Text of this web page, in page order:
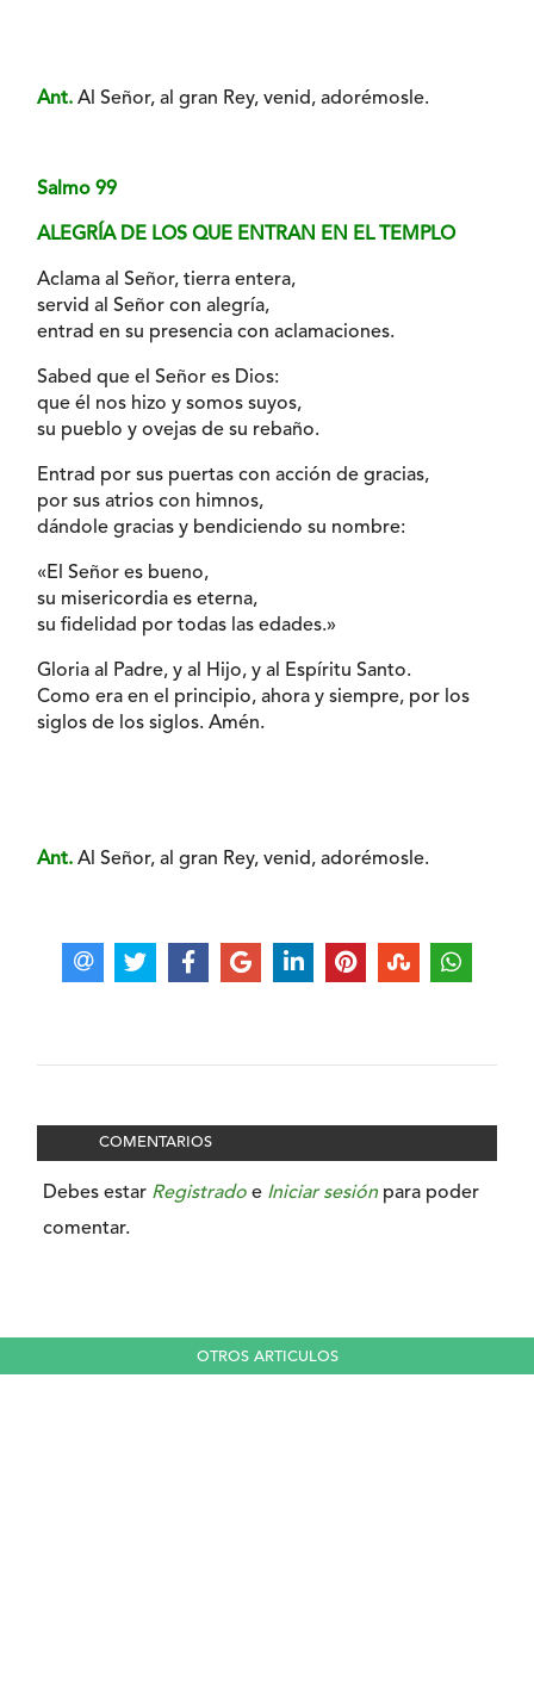
Ant. Al Señor, al gran Rey, venid, adorémosle.
Salmo 99
ALEGRÍA DE LOS QUE ENTRAN EN EL TEMPLO
Aclama al Señor, tierra entera,
servid al Señor con alegría,
entrad en su presencia con aclamaciones.
Sabed que el Señor es Dios:
que él nos hizo y somos suyos,
su pueblo y ovejas de su rebaño.
Entrad por sus puertas con acción de gracias,
por sus atrios con himnos,
dándole gracias y bendiciendo su nombre:
«El Señor es bueno,
su misericordia es eterna,
su fidelidad por todas las edades.»
Gloria al Padre, y al Hijo, y al Espíritu Santo.
Como era en el principio, ahora y siempre, por los
siglos de los siglos. Amén.
Ant. Al Señor, al gran Rey, venid, adorémosle.
COMENTARIOS
Debes estar Registrado e Iniciar sesión para poder
comentar.
OTROS ARTICULOS